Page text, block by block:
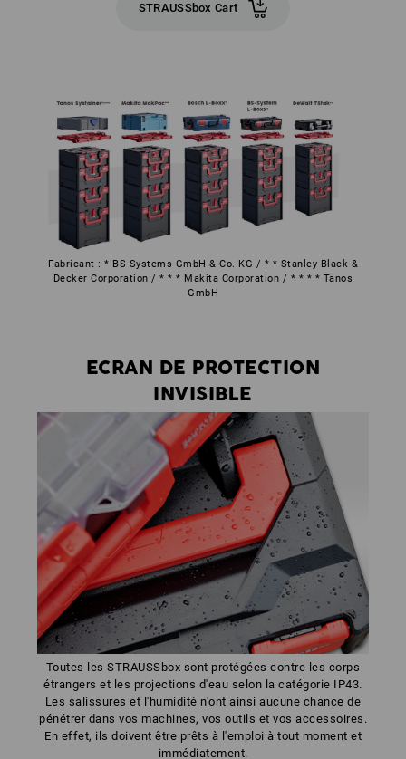
STRAUSSbox Cart
Fabricant : * BS Systems GmbH & Co. KG / * * Stanley Black &
Decker Corporation / * * * Makita Corporation / * * * * Tanos
GmbH
ECRAN DE PROTECTION
INVISIBLE
Toutes les STRAUSSbox sont protégées contre les corps
étrangers et les projections d'eau selon la catégorie IP43.
Les salissures et l'humidité n'ont ainsi aucune chance de
pénétrer dans vos machines, vos outils et vos accessoires.
En effet, ils doivent être prêts à l'emploi à tout moment et
immédiatement.